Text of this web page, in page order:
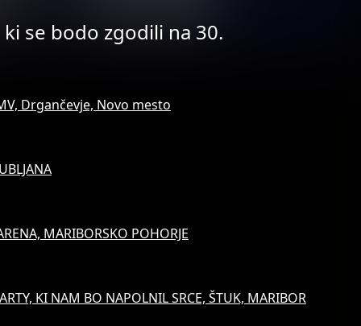
se bodo zgodili na 30.
Drgančevje, Novo mesto
MARIBORSKO POHORJE
KI NAM BO NAPOLNIL SRCE, ŠTUK, MARIBOR